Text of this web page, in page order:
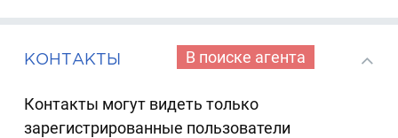
КОНТАКТЫ В поиске агента
Контакты могут видеть только
зарегистрированные пользователи